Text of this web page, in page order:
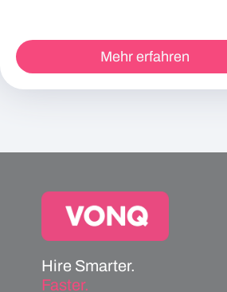
Mehr erfahren
Hire Smarter.
Faster.